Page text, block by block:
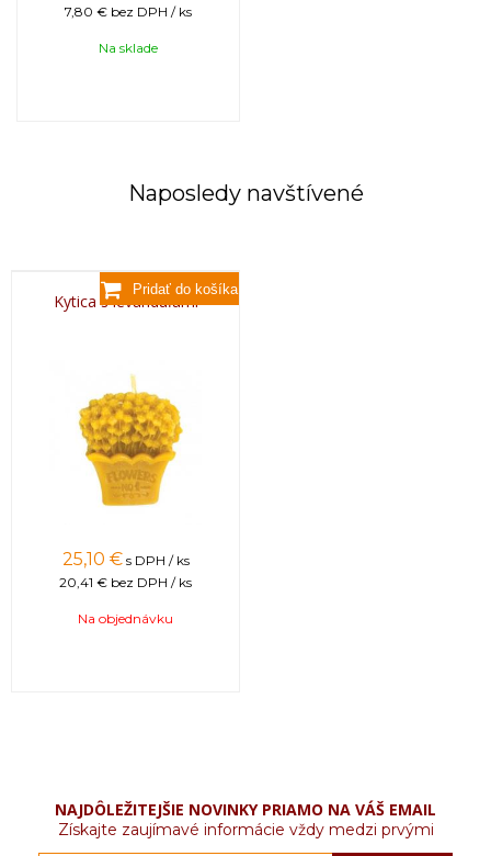
7,80 € bez DPH / ks
Na sklade
Naposledy navštívené
Kytica s levanduľami
25,10 € s DPH / ks
20,41 € bez DPH / ks
Na objednávku
NAJDÔLEŽITEJŠIE NOVINKY PRIAMO NA VÁŠ EMAIL
Získajte zaujímavé informácie vždy medzi prvými